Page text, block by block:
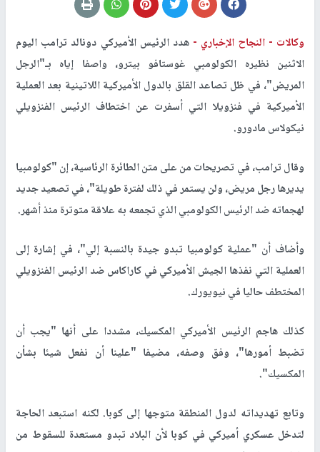
وكالات -النجاح الإخباري - هدد الرئيس الأميركي دونالد ترامب اليوم
الاثنين نظيره الكولومبي غوستافو بيترو، واصفا إياه بـ"الرجل
المريض"، في ظل تصاعد القلق بالدول الأميركية اللاتينية بعد العملية
الأميركية في فنزويلا التي أسفرت عن اختطاف الرئيس الفنزويلي
نيكولاس مادورو.
وقال ترامب، في تصريحات من على متن الطائرة الرئاسية، إن "كولومبيا
يديرها رجل مريض، ولن يستمر في ذلك لفترة طويلة"، في تصعيد جديد
لهجماته ضد الرئيس الكولومبي الذي تجمعه به علاقة متوترة منذ أشهر.
وأضاف أن "عملية كولومبيا تبدو جيدة بالنسبة إلي"، في إشارة إلى
العملية التي نفذها الجيش الأميركي في كاراكاس ضد الرئيس الفنزويلي
المختطف حاليا في نيويورك.
كذلك هاجم الرئيس الأميركي المكسيك، مشددا على أنها "يجب أن
تضبط أمورها"، وفق وصفه، مضيفا "علينا أن نفعل شيئا بشأن
المكسيك".
وتابع تهديداته لدول المنطقة متوجها إلى كوبا. لكنه استبعد الحاجة
لتدخل عسكري أميركي ‌في كوبا ‌لأن البلاد تبدو مستعدة للسقوط من